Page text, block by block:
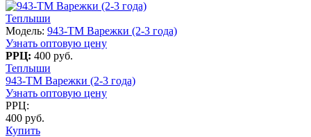
Теплыши
Модель: 943-TM Варежки (2-3 года)
Узнать оптовую цену
РРЦ: 400 руб.
Теплыши
943-TM Варежки (2-3 года)
Узнать оптовую цену
РРЦ:
400 руб.
Купить